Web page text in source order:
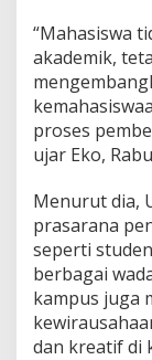
“Mahasiswa
akademik,
proses
ujar Eko,
Menurut dia,
prasarana
seperti
berbagai
kampus juga
dan kreatif di